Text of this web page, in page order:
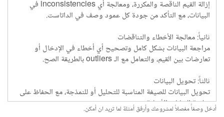
أدخل وصفاً مفصلاً لمشروعك وأرفق أمثلة لما تريد ان أمكن.